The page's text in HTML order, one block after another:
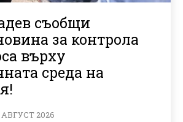
съобщи
за контрола
върху
среда на
2026